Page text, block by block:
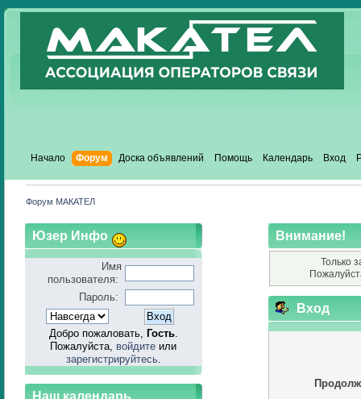
Начало Форум Доска объявлений Помощь Календарь Вход
Форум МАКАТЕЛ
Юзер Инфо
Имя
пользователя:
Пароль:
Добро пожаловать, Гость.
Пожалуйста, войдите или
зарегистрируйтесь.
Наш календарь
Внимание!
Только
Вход